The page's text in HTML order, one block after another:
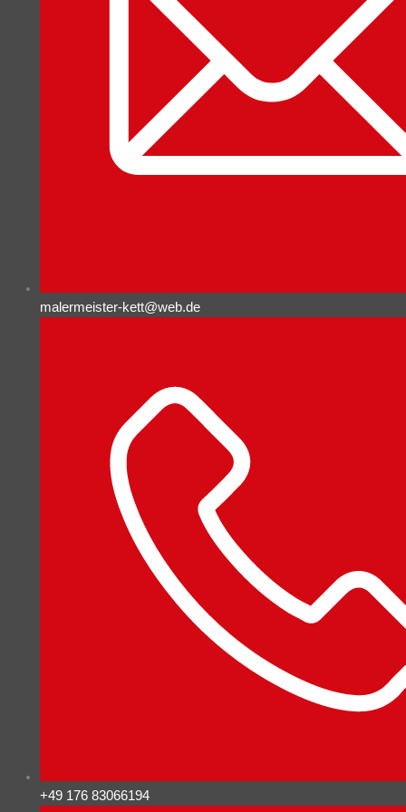
malermeister-kett@web.de
+49 176 83066194